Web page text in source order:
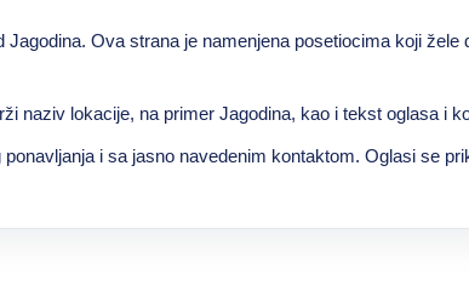
Ova strana je namenjena posetiocima koji žele
naziv lokacije, na primer Jagodina, kao i tekst oglasa i
i sa jasno navedenim kontaktom. Oglasi se